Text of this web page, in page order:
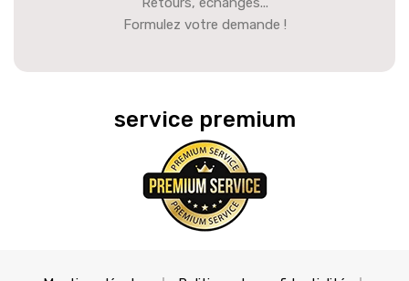
Formulez votre demande !
service premium